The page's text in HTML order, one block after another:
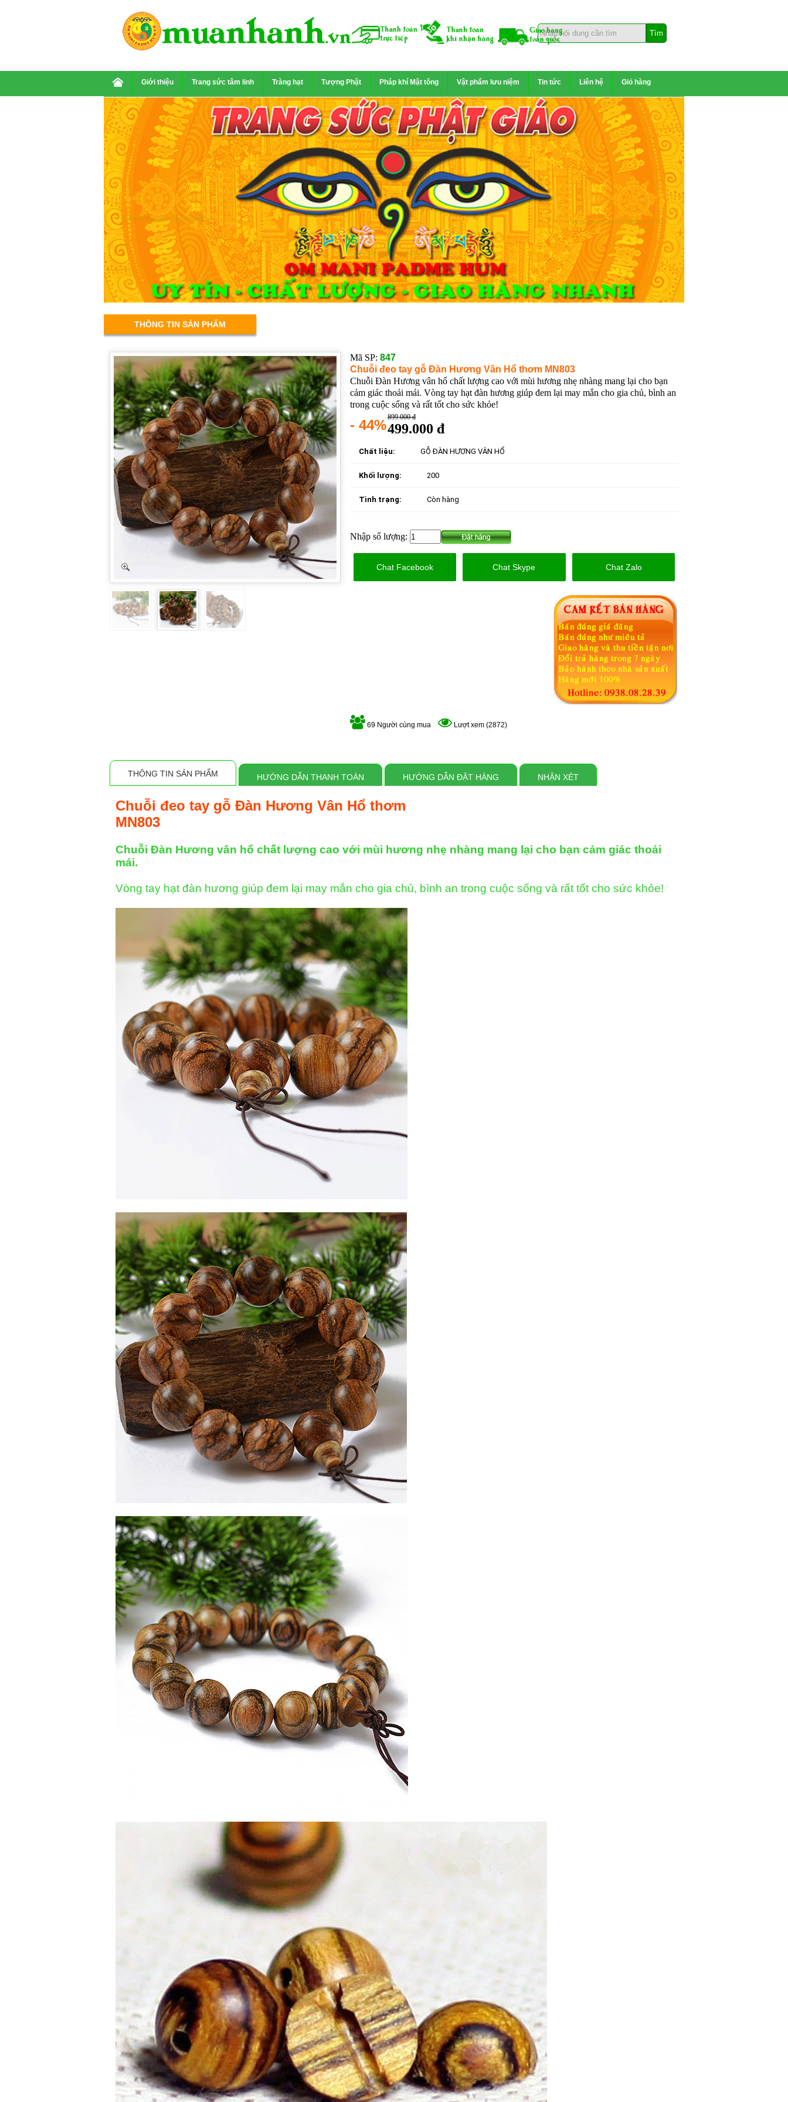
Giới thiệu Trang sức tâm linh Tràng hạt Tượng Phật Pháp khí Mật tông Vật phẩm lưu niệm Tin tức Liên hệ Giỏ hàng
THÔNG TIN SẢN PHẨM
Mã SP: 847
Chuỗi đeo tay gỗ Đàn Hương Vân Hổ thơm MN803
Chuỗi Đàn Hương vân hổ chất lượng cao với mùi hương nhẹ nhàng mang lại cho bạn
cảm giác thoải mái. Vòng tay hạt đàn hương giúp đem lại may mắn cho gia chủ, bình an
trong cuộc sống và rất tốt cho sức khỏe!
- 44%899.000 đ
499.000 đ
Chất liệu: GỖ ĐÀN HƯƠNG VÂN HỔ
Khối lượng: 200
Tình trạng: Còn hàng
Nhập số lượng:
Chat Facebook Chat Skype Chat Zalo
69 Người cùng mua Lượt xem (2872)
THÔNG TIN SẢN PHẨM HƯỚNG DẪN THANH TOÁN HƯỚNG DẪN ĐẶT HÀNG NHẬN XÉT
Chuỗi đeo tay gỗ Đàn Hương Vân Hổ thơm
MN803
Chuỗi Đàn Hương vân hổ chất lượng cao với mùi hương nhẹ nhàng mang lại cho bạn cảm giác thoải
mái.
Vòng tay hạt đàn hương giúp đem lại may mắn cho gia chủ, bình an trong cuộc sống và rất tốt cho sức khỏe!